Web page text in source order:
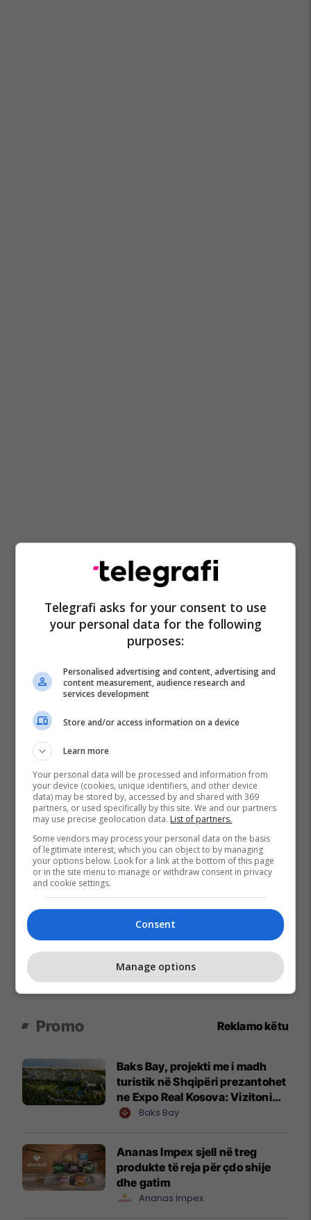
Promo Reklamo këtu
Baks Bay, projekti me i madh
turistik në Shqipëri prezantohet
ne Expo Real Kosova: Vizitoni
shtandin dhe zbuloni
Baks Bay
Ananas Impex sjell në treg
produkte të reja për çdo shije
dhe gatim
Ananas Impex
Telegrafi asks for your consent to use
your personal data for the following
purposes:
Personalised advertising and content, advertising and
content measurement, audience research and
services development
Store and/or access information on a device
Learn more
Your personal data will be processed and information from
your device (cookies, unique identifiers, and other device
data) may be stored by, accessed by and shared with 369
partners, or used specifically by this site. We and our partners
may use precise geolocation data. List of partners.
Some vendors may process your personal data on the basis
of legitimate interest, which you can object to by managing
your options below. Look for a link at the bottom of this page
or in the site menu to manage or withdraw consent in privacy
and cookie settings.
Consent
Manage options